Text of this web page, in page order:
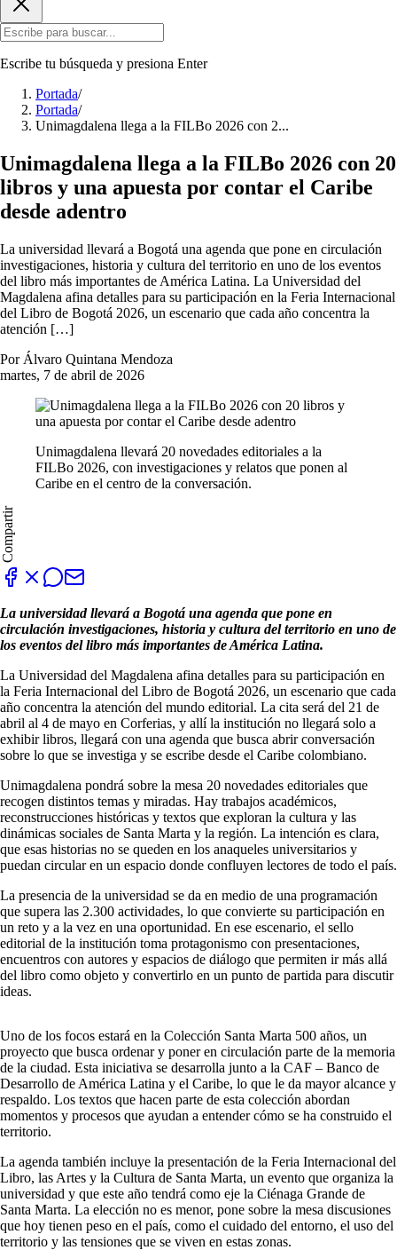
Escribe tu búsqueda y presiona Enter
Portada/
Portada/
Unimagdalena llega a la FILBo 2026 con 2...
Unimagdalena llega a la FILBo 2026 con 20
libros y una apuesta por contar el Caribe
desde adentro
La universidad llevará a Bogotá una agenda que pone en circulación
investigaciones, historia y cultura del territorio en uno de los eventos
del libro más importantes de América Latina. La Universidad del
Magdalena afina detalles para su participación en la Feria Internacional
del Libro de Bogotá 2026, un escenario que cada año concentra la
atención […]
Por Álvaro Quintana Mendoza
martes, 7 de abril de 2026
Unimagdalena llevará 20 novedades editoriales a la
FILBo 2026, con investigaciones y relatos que ponen al
Caribe en el centro de la conversación.
Compartir
La universidad llevará a Bogotá una agenda que pone en
circulación investigaciones, historia y cultura del territorio en uno de
los eventos del libro más importantes de América Latina.
La Universidad del Magdalena afina detalles para su participación en
la Feria Internacional del Libro de Bogotá 2026, un escenario que cada
año concentra la atención del mundo editorial. La cita será del 21 de
abril al 4 de mayo en Corferias, y allí la institución no llegará solo a
exhibir libros, llegará con una agenda que busca abrir conversación
sobre lo que se investiga y se escribe desde el Caribe colombiano.
Unimagdalena pondrá sobre la mesa 20 novedades editoriales que
recogen distintos temas y miradas. Hay trabajos académicos,
reconstrucciones históricas y textos que exploran la cultura y las
dinámicas sociales de Santa Marta y la región. La intención es clara,
que esas historias no se queden en los anaqueles universitarios y
puedan circular en un espacio donde confluyen lectores de todo el país.
La presencia de la universidad se da en medio de una programación
que supera las 2.300 actividades, lo que convierte su participación en
un reto y a la vez en una oportunidad. En ese escenario, el sello
editorial de la institución toma protagonismo con presentaciones,
encuentros con autores y espacios de diálogo que permiten ir más allá
del libro como objeto y convertirlo en un punto de partida para discutir
ideas.
Uno de los focos estará en la Colección Santa Marta 500 años, un
proyecto que busca ordenar y poner en circulación parte de la memoria
de la ciudad. Esta iniciativa se desarrolla junto a la CAF – Banco de
Desarrollo de América Latina y el Caribe, lo que le da mayor alcance y
respaldo. Los textos que hacen parte de esta colección abordan
momentos y procesos que ayudan a entender cómo se ha construido el
territorio.
La agenda también incluye la presentación de la Feria Internacional del
Libro, las Artes y la Cultura de Santa Marta, un evento que organiza la
universidad y que este año tendrá como eje la Ciénaga Grande de
Santa Marta. La elección no es menor, pone sobre la mesa discusiones
que hoy tienen peso en el país, como el cuidado del entorno, el uso del
territorio y las tensiones que se viven en estas zonas.